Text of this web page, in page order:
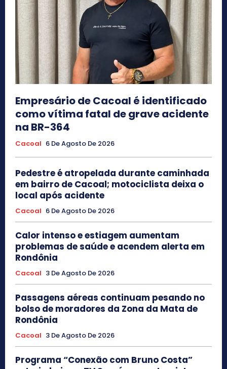
Empresário de Cacoal é identificado
como vítima fatal de grave acidente
na BR-364
Cacoal 6 De Agosto De 2026
Pedestre é atropelada durante caminhada
em bairro de Cacoal; motociclista deixa o
local após acidente
Cacoal 6 De Agosto De 2026
Calor intenso e estiagem aumentam
problemas de saúde e acendem alerta em
Rondônia
Cacoal 3 De Agosto De 2026
Passagens aéreas continuam pesando no
bolso de moradores da Zona da Mata de
Rondônia
Cacoal 3 De Agosto De 2026
Programa “Conexão com Bruno Costa”